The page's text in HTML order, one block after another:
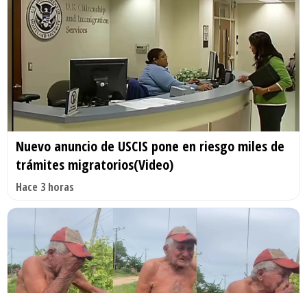
Nuevo anuncio de USCIS pone en riesgo miles de
trámites migratorios(Video)
Hace 3 horas